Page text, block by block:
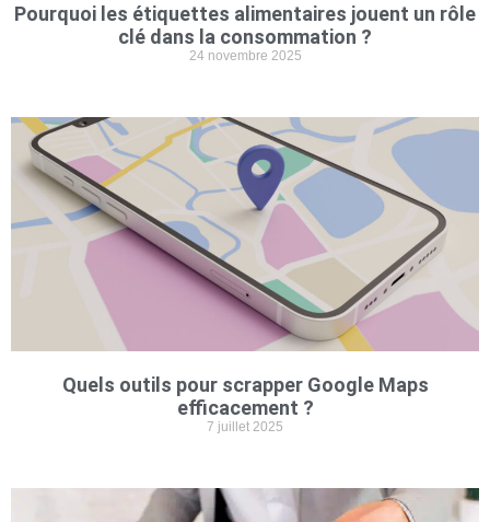
Pourquoi les étiquettes alimentaires jouent un rôle
clé dans la consommation ?
24 novembre 2025
Quels outils pour scrapper Google Maps
efficacement ?
7 juillet 2025